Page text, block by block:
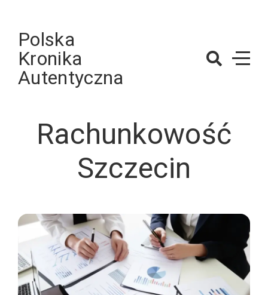
contentPolska
Kronika
Autentyczna
Rachunkowość
Szczecin